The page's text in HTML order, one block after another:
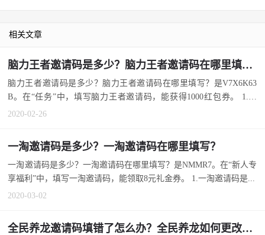
相关文章
脑力王者邀请码是多少？脑力王者邀请码在哪里填写？
脑力王者邀请码是多少？脑力王者邀请码在哪里填写？是V7X6K63
B。在“任务”中，填写脑力王者邀请码，能获得1000红包券。 1.脑
力...
2020-02-26
一淘邀请码是多少？一淘邀请码在哪里填写？
一淘邀请码是多少？一淘邀请码在哪里填写？是NMMR7。在“新人专
享福利”中，填写一淘邀请码，能领取8元礼金券。 1.一淘邀请码是...
2020-03-02
全民养龙邀请码填错了怎么办？全民养龙如何更改推荐人？